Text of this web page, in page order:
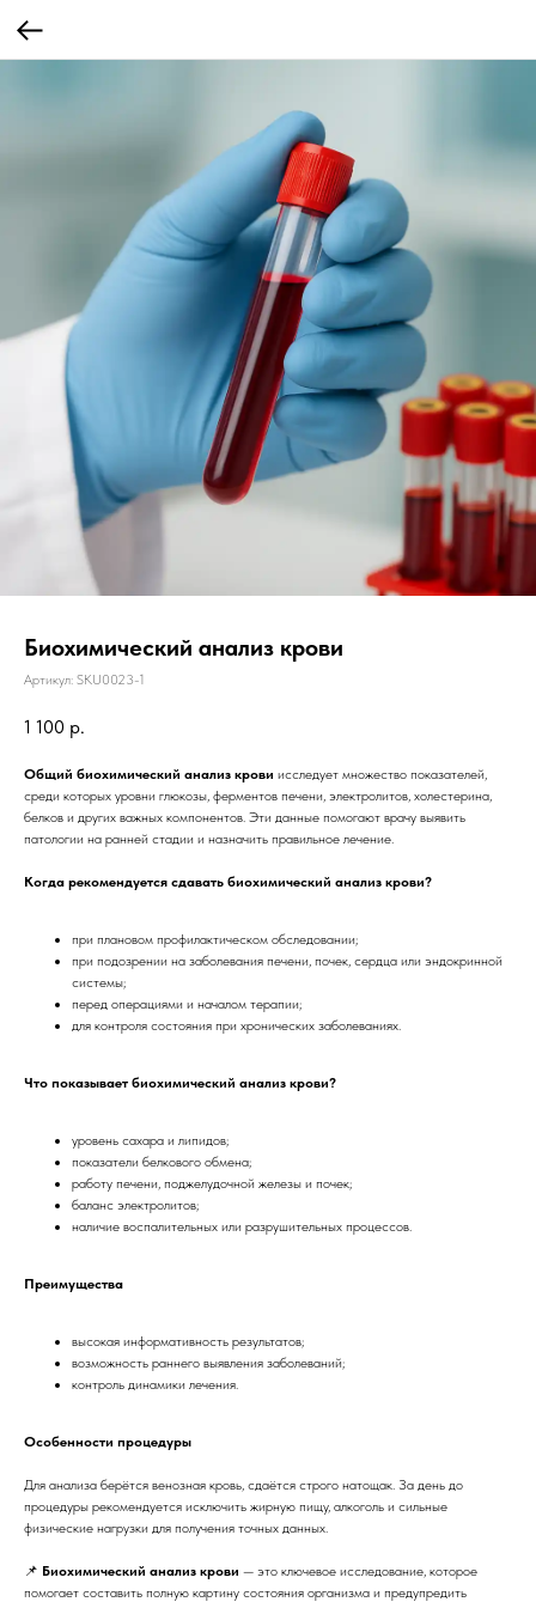
Биохимический анализ крови
Артикул: SKU0023-1
1 100 р.
Общий биохимический анализ крови исследует множество показателей,
среди которых уровни глюкозы, ферментов печени, электролитов, холестерина,
белков и других важных компонентов. Эти данные помогают врачу выявить
патологии на ранней стадии и назначить правильное лечение.
Когда рекомендуется сдавать биохимический анализ крови?
при плановом профилактическом обследовании;
при подозрении на заболевания печени, почек, сердца или эндокринной
системы;
перед операциями и началом терапии;
для контроля состояния при хронических заболеваниях.
Что показывает биохимический анализ крови?
уровень сахара и липидов;
показатели белкового обмена;
работу печени, поджелудочной железы и почек;
баланс электролитов;
наличие воспалительных или разрушительных процессов.
Преимущества
высокая информативность результатов;
возможность раннего выявления заболеваний;
контроль динамики лечения.
Особенности процедуры
Для анализа берётся венозная кровь, сдаётся строго натощак. За день до
процедуры рекомендуется исключить жирную пищу, алкоголь и сильные
физические нагрузки для получения точных данных.
📌 Биохимический анализ крови — это ключевое исследование, которое
помогает составить полную картину состояния организма и предупредить